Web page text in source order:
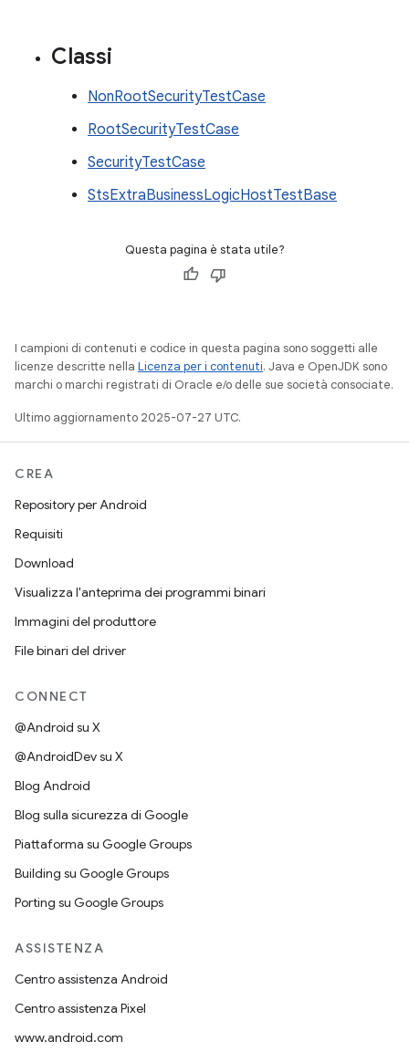
Classi
NonRootSecurityTestCase
RootSecurityTestCase
SecurityTestCase
StsExtraBusinessLogicHostTestBase
Questa pagina è stata utile?
I campioni di contenuti e codice in questa pagina sono soggetti alle
licenze descritte nella Licenza per i contenuti. Java e OpenJDK sono
marchi o marchi registrati di Oracle e/o delle sue società consociate.
Ultimo aggiornamento 2025-07-27 UTC.
CREA
Repository per Android
Requisiti
Download
Visualizza l'anteprima dei programmi binari
Immagini del produttore
File binari del driver
CONNECT
@Android su X
@AndroidDev su X
Blog Android
Blog sulla sicurezza di Google
Piattaforma su Google Groups
Building su Google Groups
Porting su Google Groups
ASSISTENZA
Centro assistenza Android
Centro assistenza Pixel
www.android.com